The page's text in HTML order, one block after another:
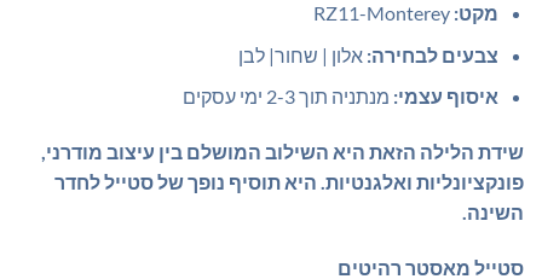
מקט:
צבעים לבחירה: אלון | שחור| לבן
איסוף עצמי: מנתניה תוך 2-3 ימי עסקים
שידת הלילה הזאת היא השילוב המושלם בין עיצוב מודרני,
פונקציונליות ואלגנטיות. היא תוסיף נופך של סטייל לחדר
השינה.
סטייל מאסטר רהיטים